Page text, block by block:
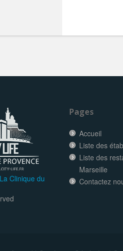
La Clinique du
Pages
Accueil
Liste des
Liste des
Marseille
Contactez